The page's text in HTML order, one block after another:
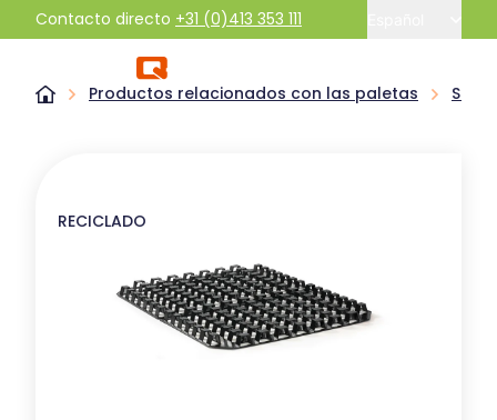
Contacto directo +31 (0)413 353 111
Productos relacionados con las paletas
RECICLADO